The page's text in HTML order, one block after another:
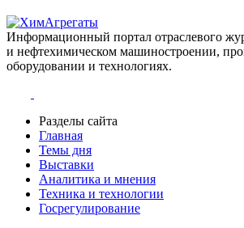
Информационный портал отраслевого
и нефтехимическом машиностроении,
оборудовании и технологиях.
Разделы сайта
Главная
Темы дня
Выставки
Аналитика и мнения
Техника и технологии
Госрегулирование